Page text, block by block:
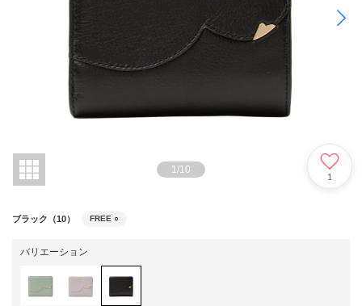
1/10
1
ブラック（10） FREE ○
バリエーション